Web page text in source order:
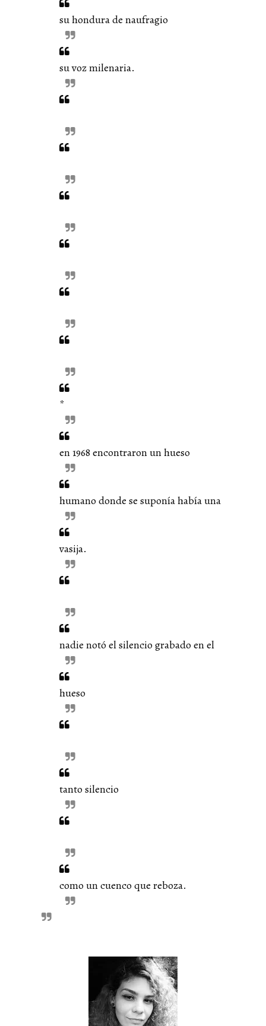
su hondura de naufragio
su voz milenaria.
*
en 1968 encontraron un hueso
humano donde se suponía había una
vasija.
nadie notó el silencio grabado en el
hueso
tanto silencio
como un cuenco que reboza.